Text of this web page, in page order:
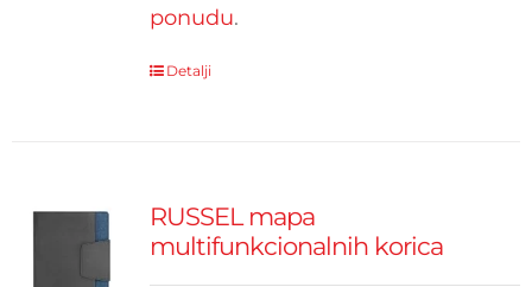
ponudu.
Detalji
RUSSEL mapa
multifunkcionalnih korica